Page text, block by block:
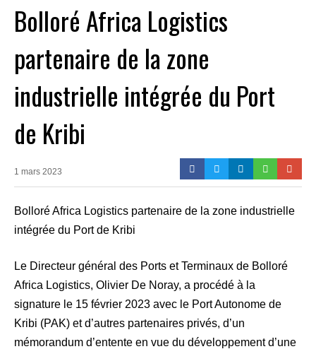
Bolloré Africa Logistics
partenaire de la zone
industrielle intégrée du Port
de Kribi
1 mars 2023
Bolloré Africa Logistics partenaire de la zone industrielle
intégrée du Port de Kribi
Le Directeur général des Ports et Terminaux de Bolloré
Africa Logistics, Olivier De Noray, a procédé à la
signature le 15 février 2023 avec le Port Autonome de
Kribi (PAK) et d’autres partenaires privés, d’un
mémorandum d’entente en vue du développement d’une